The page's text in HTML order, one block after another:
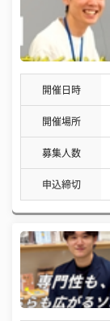
開催日時
開催場所
募集人数
申込締切